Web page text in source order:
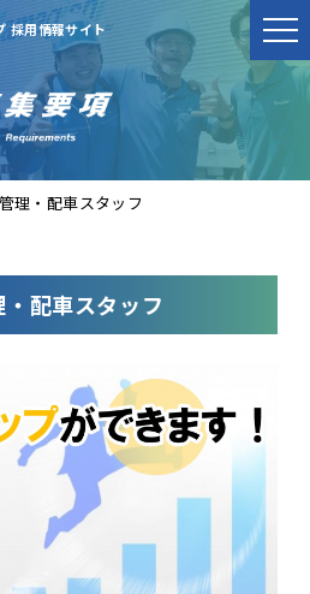
採用情報サイト
理・配車スタッフ
配車スタッフ